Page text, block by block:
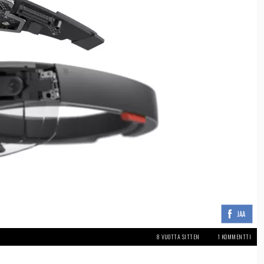
JAA
8 VUOTTA SITTEN 1 KOMMENTTI